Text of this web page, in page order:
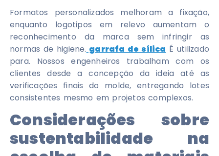
Formatos personalizados melhoram a fixação,
enquanto logotipos em relevo aumentam o
reconhecimento da marca sem infringir as
normas de higiene. garrafa de sílica É utilizado
para. Nossos engenheiros trabalham com os
clientes desde a concepção da ideia até as
verificações finais do molde, entregando lotes
consistentes mesmo em projetos complexos.
Considerações sobre
sustentabilidade na